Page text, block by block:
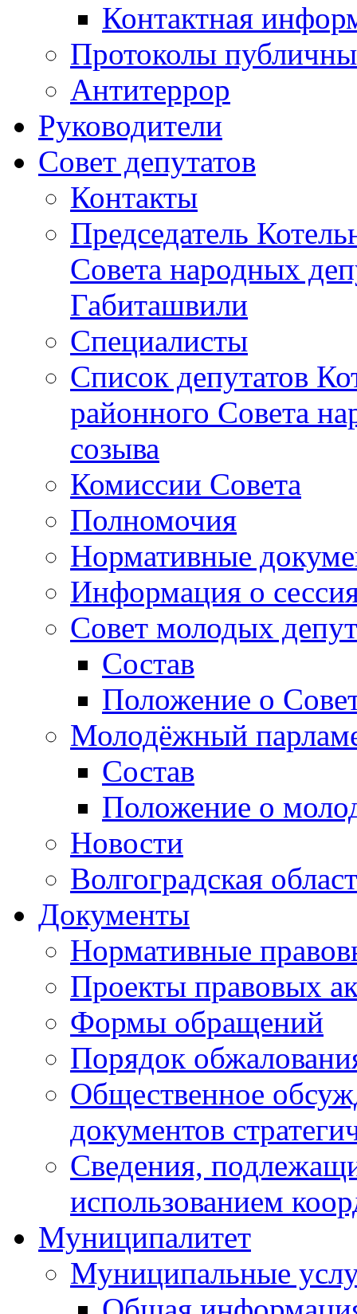
Контактная
Протоколы
Антитеррор
Руководители
Совет депутатов
Контакты
Председатель
Совета народных
Габиташвили
Специалисты
Список депутатов
районного Совета
созыва
Комиссии Совета
Полномочия
Нормативные
Информация о
Совет молодых
Состав
Положение о
Молодёжный
Состав
Положение о
Новости
Волгоградская
Документы
Нормативные
Проекты правовых
Формы обращений
Порядок
Общественное
документов
Сведения,
использованием
Муниципалитет
Муниципальные